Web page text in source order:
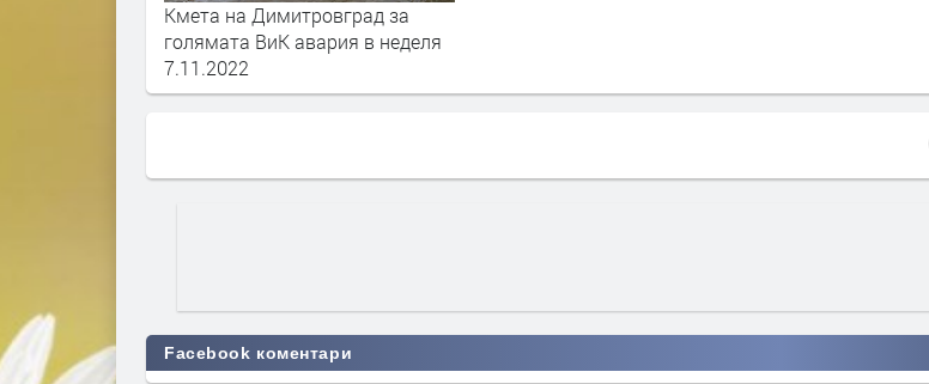
Кмета на Димитровград за
голямата ВиК авария в неделя
7.11.2022
Facebook коментари